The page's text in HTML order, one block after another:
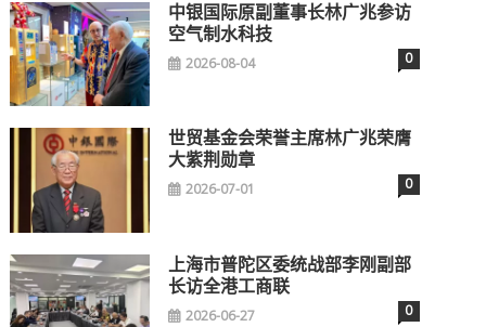
中银国际原副董事长林广兆参访
空气制水科技
2026-08-04 0
世贸基金会荣誉主席林广兆荣膺
大紫荆勋章
2026-07-01 0
上海市普陀区委统战部李刚副部
长访全港工商联
2026-06-27 0